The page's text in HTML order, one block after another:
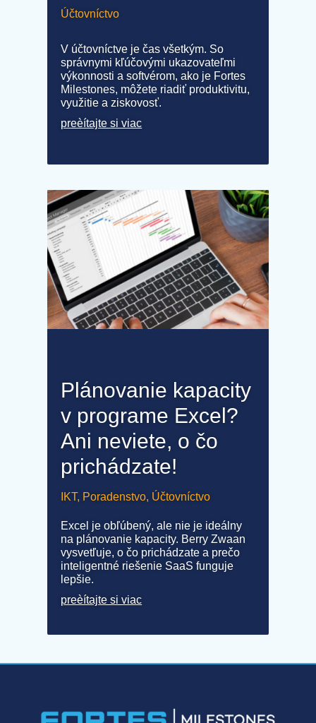
Účtovníctvo
V účtovníctve je čas všetkým. So
správnymi kľúčovými ukazovateľmi
výkonnosti a softvérom, ako je Fortes
Milestones, môžete riadiť produktivitu,
využitie a ziskovosť.
preèítajte si viac
Plánovanie kapacity
v programe Excel?
Ani neviete, o čo
prichádzate!
IKT, Poradenstvo, Účtovníctvo
Excel je obľúbený, ale nie je ideálny
na plánovanie kapacity. Berry Zwaan
vysvetľuje, o čo prichádzate a prečo
inteligentné riešenie SaaS funguje
lepšie.
preèítajte si viac